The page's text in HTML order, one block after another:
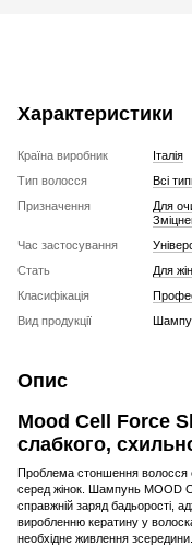
Характеристики
Країна виробник
Італія
Тип волосся
Всі
Призначення
Для
Час застосування
Стать
Для
Класифікація
Вид продукції
Опис
Mood Cell Force
слабкого,
Проблема стоншення волосся
серед жінок. Шампунь MOOD
справжній заряд бадьорості,
виробленню кератину у
необхідне живлення